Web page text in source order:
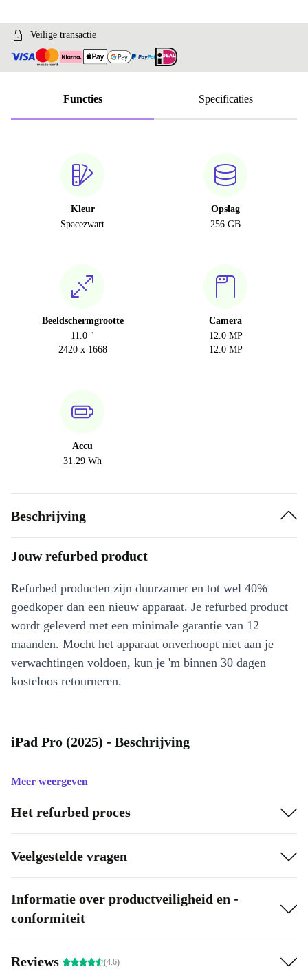
Veilige transactie
Functies Specificaties
Kleur
Spacezwart
Opslag
256 GB
Beeldschermgrootte
11.0 "
2420 x 1668
Camera
12.0 MP
12.0 MP
Accu
31.29 Wh
Beschrijving
Jouw refurbed product
Refurbed producten zijn duurzamer en tot wel 40%
goedkoper dan een nieuw apparaat. Je refurbed product
wordt geleverd met een minimale garantie van 12
maanden. Mocht het apparaat onverhoopt niet aan je
verwachtingen voldoen, kun je 'm binnen 30 dagen
kosteloos retourneren.
iPad Pro (2025) - Beschrijving
Meer weergeven
Het refurbed proces
Veelgestelde vragen
Informatie over productveiligheid en -
conformiteit
Reviews (4.6)